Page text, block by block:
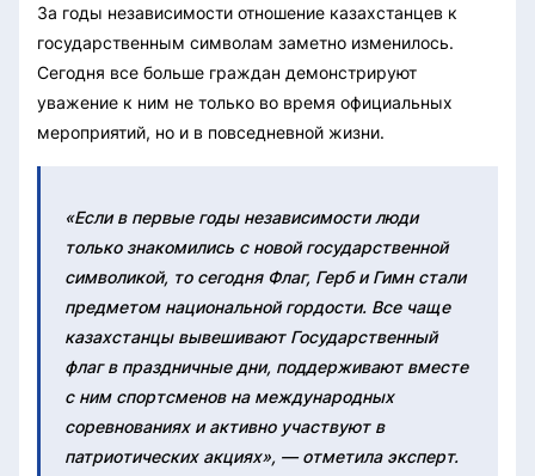
За годы независимости отношение казахстанцев к
государственным символам заметно изменилось.
Сегодня все больше граждан демонстрируют
уважение к ним не только во время официальных
мероприятий, но и в повседневной жизни.
«Если в первые годы независимости люди
только знакомились с новой государственной
символикой, то сегодня Флаг, Герб и Гимн стали
предметом национальной гордости. Все чаще
казахстанцы вывешивают Государственный
флаг в праздничные дни, поддерживают вместе
с ним спортсменов на международных
соревнованиях и активно участвуют в
патриотических акциях», — отметила эксперт.